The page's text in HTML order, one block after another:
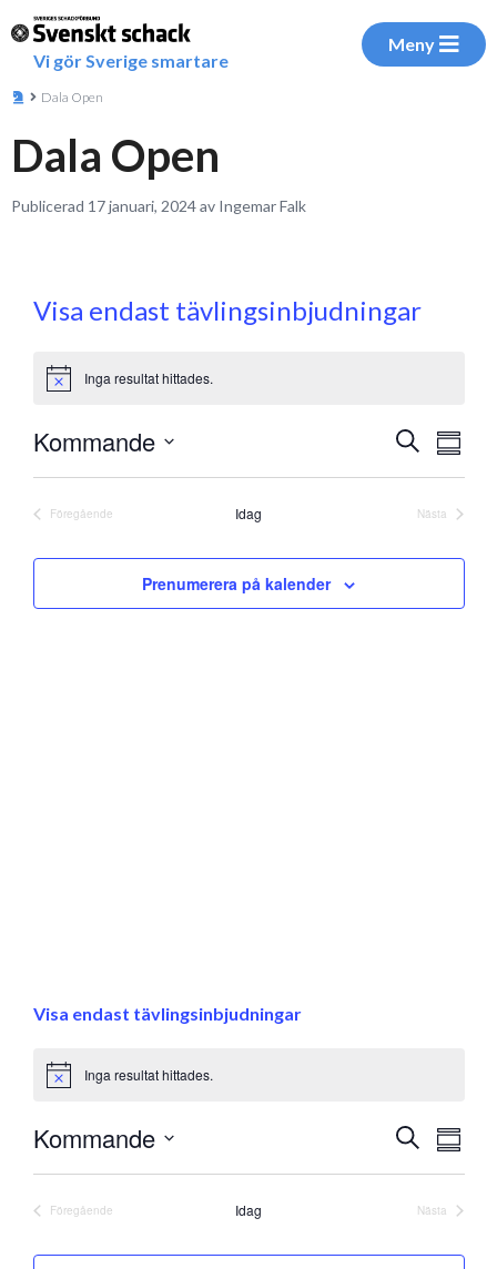
Vi gör Sverige smartare
Meny
Dala Open
Dala Open
Publicerad 17 januari, 2024 av Ingemar Falk
Visa endast tävlingsinbjudningar
Notice Inga resultat hittades.
Search
and
Views
Sök
Kommande
Välj
datum
Föregående
Idag
Nästa
Prenumerera på kalender
Visa endast tävlingsinbjudningar
Notice Inga resultat hittades.
Search
and
Views
Sök
Kommande
Föregående
Idag
Nästa